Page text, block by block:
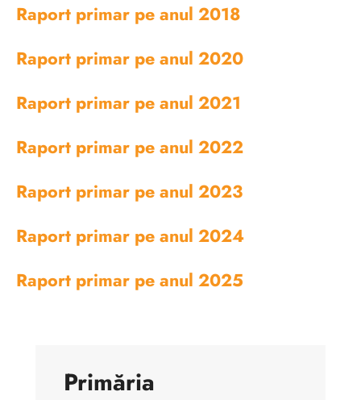
Raport primar pe anul 2018
Raport primar pe anul 2020
Raport primar pe anul 2021
Raport primar pe anul 2022
Raport primar pe anul 2023
Raport primar pe anul 2024
Raport primar pe anul 2025
Primăria